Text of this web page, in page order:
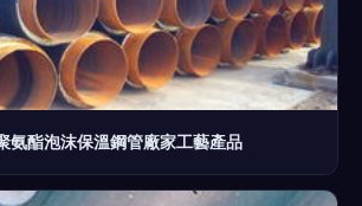
氨酯泡沫保溫鋼管廠家工藝產品